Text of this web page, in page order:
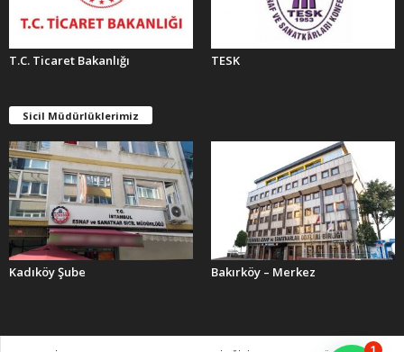
T.C. Ticaret Bakanlığı TESK
Sicil Müdürlüklerimiz
Kadıköy Şube Bakırköy – Merkez